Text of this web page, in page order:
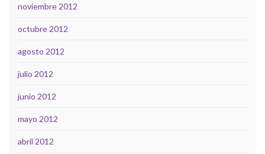
noviembre 2012
octubre 2012
agosto 2012
julio 2012
junio 2012
mayo 2012
abril 2012